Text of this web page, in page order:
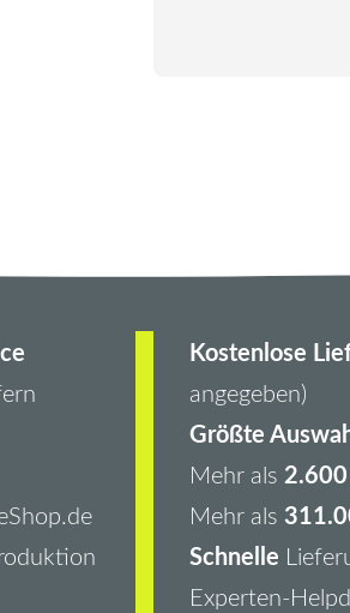
Kostenlose
angegeben)
Größte
Mehr als 2.600
Mehr als
Schnelle
Experten-